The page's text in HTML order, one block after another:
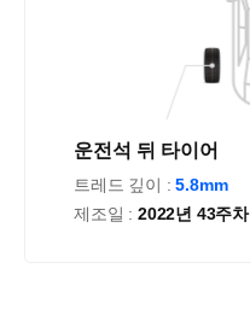
운전석 뒤 타이어
트레드 깊이 :5.8mm
제조일 : 2022년 43주차